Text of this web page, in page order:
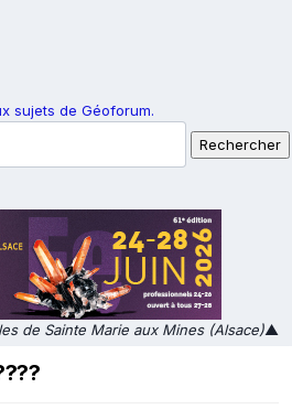
sujets de Géoforum.
de Sainte Marie aux Mines (Alsace)▲